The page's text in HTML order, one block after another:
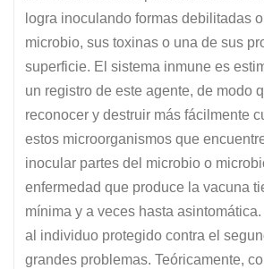
logra inoculando formas debilitadas o
microbio, sus toxinas o una de sus
superficie. El sistema inmune es
un registro de este agente, de modo
reconocer y destruir más fácilmente
estos microorganismos que
inocular partes del microbio o
enfermedad que produce la vacuna
mínima y a veces hasta
al individuo protegido contra el
grandes problemas. Teóricamente,